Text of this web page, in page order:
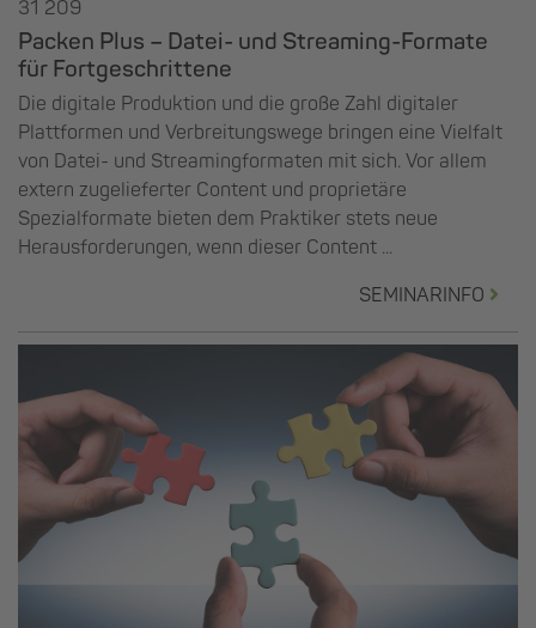
31 209
Packen Plus – Datei- und Streaming-Formate
für Fortgeschrittene
Die digitale Produktion und die große Zahl digitaler
Plattformen und Verbreitungswege bringen eine Vielfalt
von Datei- und Streamingformaten mit sich. Vor allem
extern zugelieferter Content und proprietäre
Spezialformate bieten dem Praktiker stets neue
Herausforderungen, wenn dieser Content ...
SEMINARINFO